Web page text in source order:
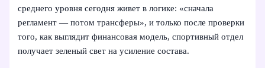
среднего уровня сегодня живет в логике: «сначала
регламент — потом трансферы», и только после проверки
того, как выглядит финансовая модель, спортивный отдел
получает зеленый свет на усиление состава.